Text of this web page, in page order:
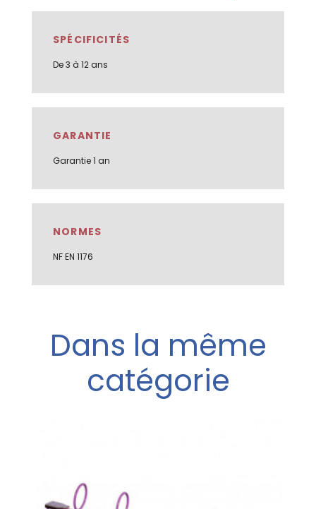
SPÉCIFICITÉS
De 3 à 12 ans
GARANTIE
Garantie 1 an
NORMES
NF EN 1176
Dans la même
catégorie